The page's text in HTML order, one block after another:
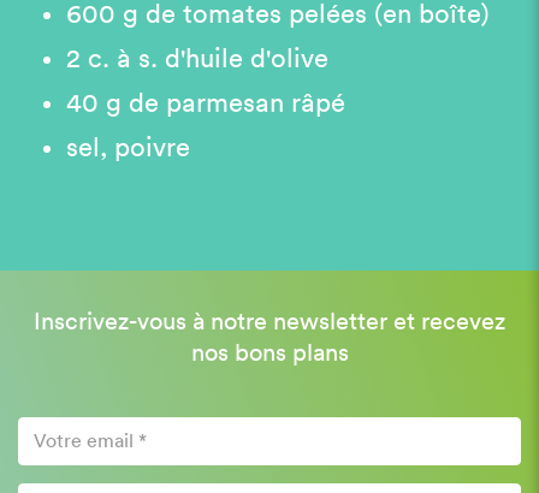
600 g de tomates pelées (en boîte)
2 c. à s. d'huile d'olive
40 g de parmesan râpé
sel, poivre
Inscrivez-vous à notre newsletter et recevez
nos bons plans